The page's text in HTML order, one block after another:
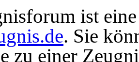
ist
. Sie
zu einer